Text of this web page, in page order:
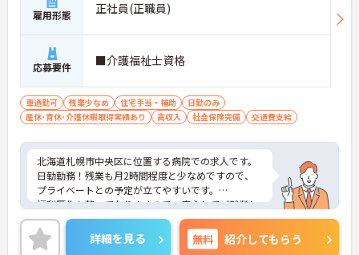
雇用形態 正社員(正職員)
応募要件 ■介護福祉士資格
車通勤可 残業少なめ 住宅手当・補助
日勤のみ
産休･育休･介護休暇取得実績あり
高収入 社会保険完備 交通費支給
北海道札幌市中央区に位置する病院での求人です。
日勤勤務！残業も月2時間程度と少なめですので、
プライベートとの予定が立てやすいです。
福利厚生も整っておりますので、安心してご就業し
ていただけます。
ご興味のある方は、お気軽にお問い合わせくださ
い。
詳細を見る 無料 紹介してもらう